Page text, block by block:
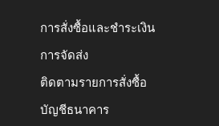
การสั่งซื้อและชำระเงิน
การจัดส่ง
ติดตามรายการสั่งซื้อ
บัญชีธนาคาร